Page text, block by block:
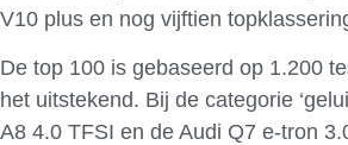
V10 plus en nog vijftien
De top 100 is gebaseerd op 1.200
het uitstekend. Bij de categorie
A8 4.0 TFSI en de Audi Q7 e-tron